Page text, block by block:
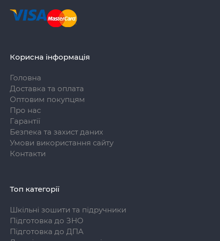
Корисна інформація
Головна
Доставка та оплата
Оптовим покупцям
Про нас
Гарантії
Безпека та захист даних
Умови використання сайту
Контакти
Топ категорії
Шкільні зошити та підручники
Підготовка до ЗНО
Підготовка до ДПА